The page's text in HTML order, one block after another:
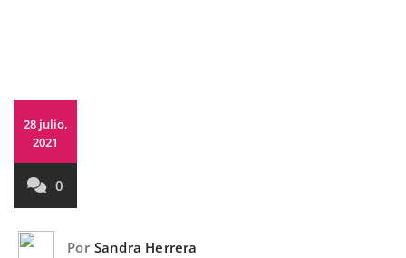
28 julio,
2021
0
Por Sandra Herrera